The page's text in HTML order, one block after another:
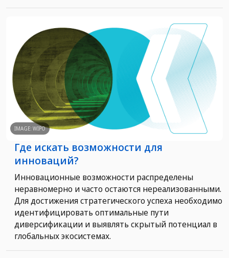
IMAGE: WIPO
Где искать возможности для
инноваций?
Инновационные возможности распределены
неравномерно и часто остаются нереализованными.
Для достижения стратегического успеха необходимо
идентифицировать оптимальные пути
диверсификации и выявлять скрытый потенциал в
глобальных экосистемах.